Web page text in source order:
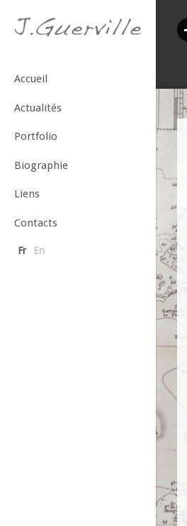
Accueil
Actualités
Portfolio
Biographie
Liens
Contacts
Fr En